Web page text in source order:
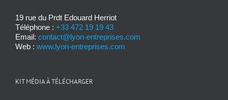
19 rue du Prdt Edouard Herriot
Téléphone : +33 472 19 19 43
Email: contact@lyon-entreprises.com
Web : www.lyon-entreprises.com
KIT MÉDIA À TÉLÉCHARGER